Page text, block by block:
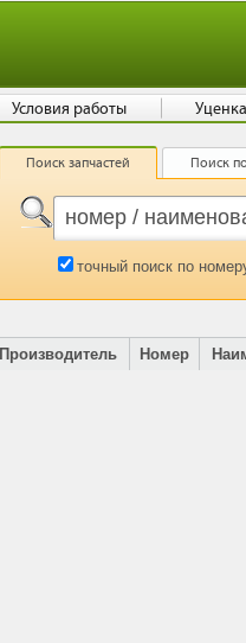
Поиск запчастей Поиск
точный поиск по
Производитель Номер
Условия работы